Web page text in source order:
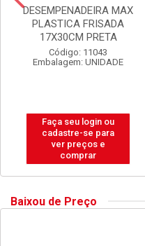
DESEMPENADEIRA MAX
PLASTICA FRISADA
17X30CM PRETA
Código: 11043
Embalagem: UNIDADE
Faça seu login ou
cadastre-se para
ver preços e
comprar
Baixou de Preço